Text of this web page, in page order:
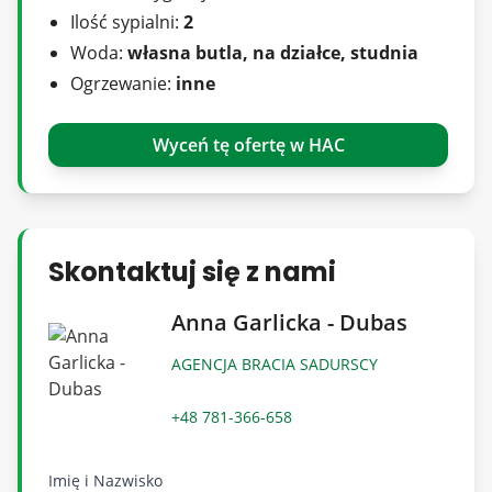
domku holenderskiego i zagospodarowania
terenu według własnych upodobań.
duże dęby, które dodają uroku i zapewniają
naturalny cień.
gwarantuje ciszę i bliskość natury, co czyni ją
idealnym miejscem dla osób pragnących uciec
od miejskiego zgiełku.
Nowa Wieś, położona w gminie Dobczyce,
oferuje dostęp do licznych atrakcji
Ilość sypialni: 2
Woda: własna butla, na działce, studnia
Ogrzewanie: inne
Wyceń tę ofertę w HAC
Skontaktuj się z nami
Anna Garlicka - Dubas
AGENCJA BRACIA SADURSCY
+48 781-366-658
Imię i Nazwisko